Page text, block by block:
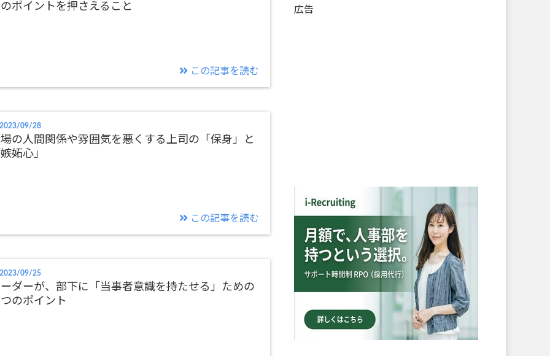
ポイントを押さえること
この記事を読む
09/28
の人間関係や雰囲気を悪くする上司の「保身」と
妬心」
この記事を読む
09/25
ダーが、部下に「当事者意識を持たせる」ための
のポイント
ス
広告